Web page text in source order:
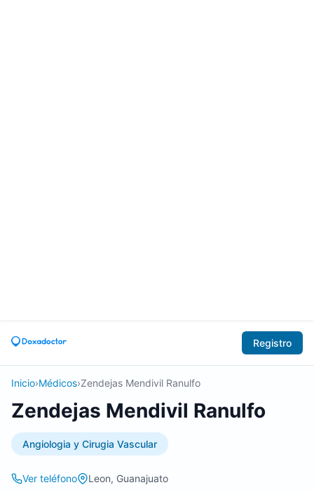
Registro
Inicio›Médicos›Zendejas Mendivil Ranulfo
Zendejas Mendivil Ranulfo
Angiologia y Cirugia Vascular
Ver teléfono Leon, Guanajuato